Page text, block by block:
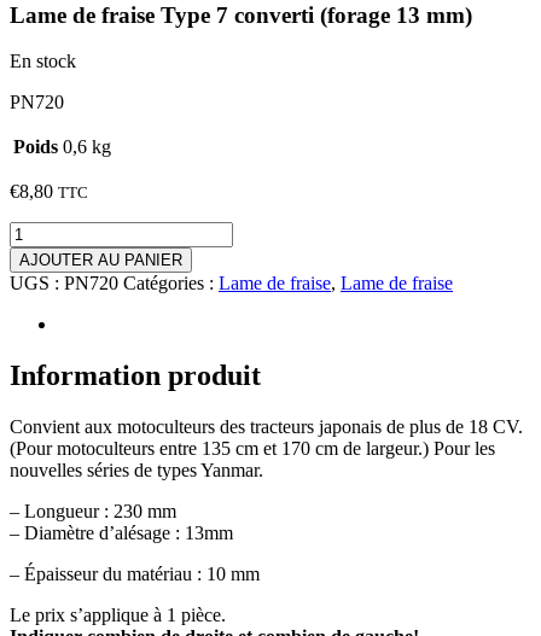
Lame de fraise Type 7 converti (forage 13 mm)
En stock
PN720
Poids 0,6 kg
€8,80 TTC
quantité
de
Lame
de
fraise
7
converti
13
mm)
AJOUTER AU PANIER
UGS : PN720 Catégories : Lame de fraise, Lame de fraise
Information produit
Convient aux motoculteurs des tracteurs japonais de plus de 18 CV.
(Pour motoculteurs entre 135 cm et 170 cm de largeur.) Pour les
nouvelles séries de types Yanmar.
– Longueur : 230 mm
– Diamètre d’alésage : 13mm
– Épaisseur du matériau : 10 mm
Le prix s’applique à 1 pièce.